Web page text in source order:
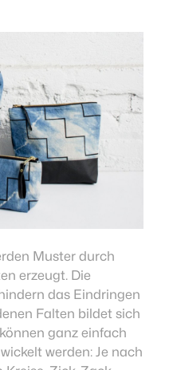
Muster durch
erzeugt. Die
das Eindringen
Falten bildet sich
ganz einfach
werden: Je nach